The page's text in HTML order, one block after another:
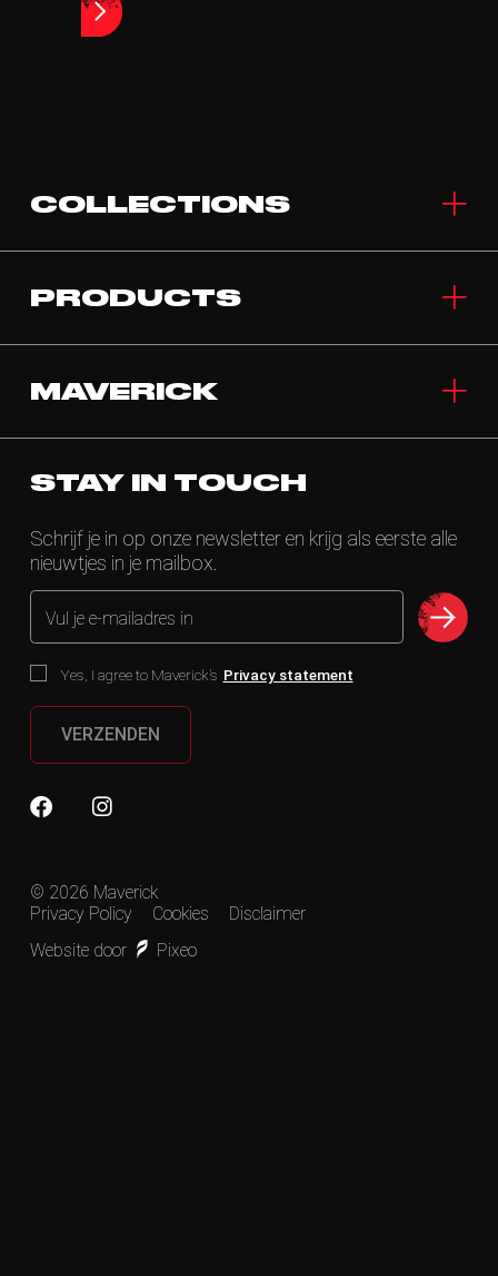
COLLECTIONS
PRODUCTS
MAVERICK
STAY IN TOUCH
Schrijf je in op onze newsletter en krijg als eerste alle
nieuwtjes in je mailbox.
Vul je e-mailadres in
Yes, I agree to Maverick’s Privacy statement
VERZENDEN
© 2026 Maverick
Privacy Policy
Cookies
Disclaimer
Website door
Pixeo